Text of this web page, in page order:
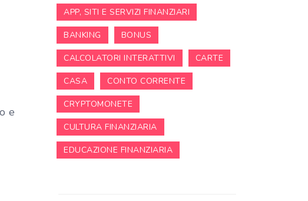
e
APP, SITI E SERVIZI FINANZIARI
BANKING BONUS
CALCOLATORI INTERATTIVI CARTE
CASA CONTO CORRENTE
CRYPTOMONETE
CULTURA FINANZIARIA
EDUCAZIONE FINANZIARIA